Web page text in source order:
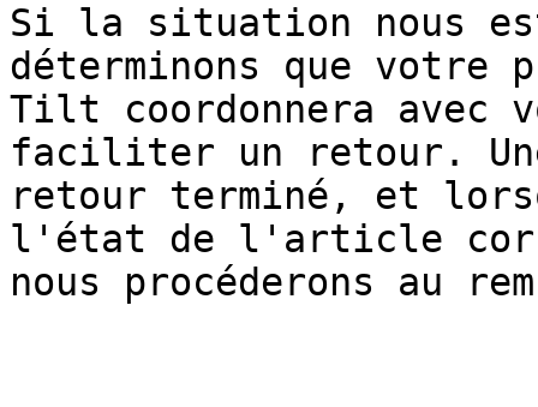
Si la situation nous
déterminons que votre
Tilt coordonnera avec
faciliter un retour.
retour terminé, et
l'état de l'article